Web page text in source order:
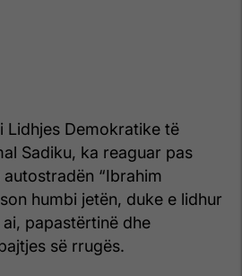
Lidhjes Demokratike të
Sadiku, ka reaguar pas
“Ibrahim
humbi jetën, duke e lidhur
papastërtinë dhe
së rrugës.